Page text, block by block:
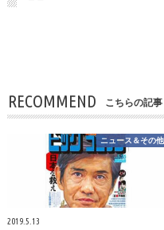
RECOMMEND こちらの記事
ニュース＆その他
2019.5.13